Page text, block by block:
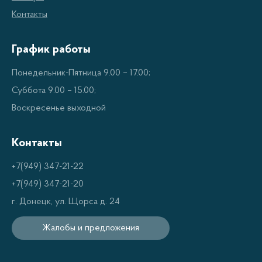
обеспечивают более стабильную температуру в
требований продуктов.
Функциональные возможности
Двухкомпрессорные холодильники обычно
оснащаются различными дополнительными
функциями, такими как:
Контакты
График работы
Понедельник-Пятница 9.00 – 17.00;
Суббота 9.00 – 15.00;
Воскресенье выходной
Контакты
+7(949) 347-21-22
+7(949) 347-21-20
г. Донецк, ул. Щорса д. 24
Жалобы и предложения